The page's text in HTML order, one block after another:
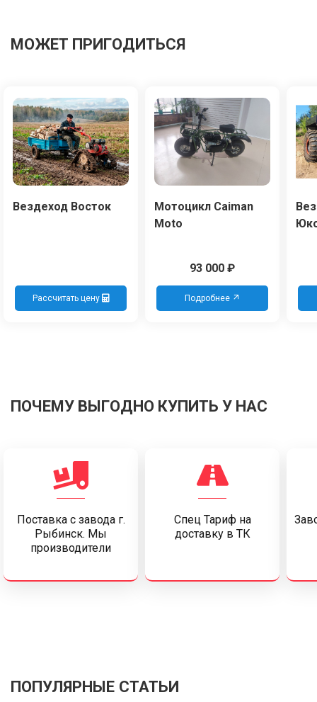
МОЖЕТ ПРИГОДИТЬСЯ
Вездеход Восток
Рассчитать цену
Мотоцикл Caiman
Moto
93 000 ₽
Подробнее
ПОЧЕМУ ВЫГОДНО КУПИТЬ У НАС
Поставка c завода г.
Рыбинск. Мы
производители
Спец Тариф на
доставку в ТК
ПОПУЛЯРНЫЕ СТАТЬИ